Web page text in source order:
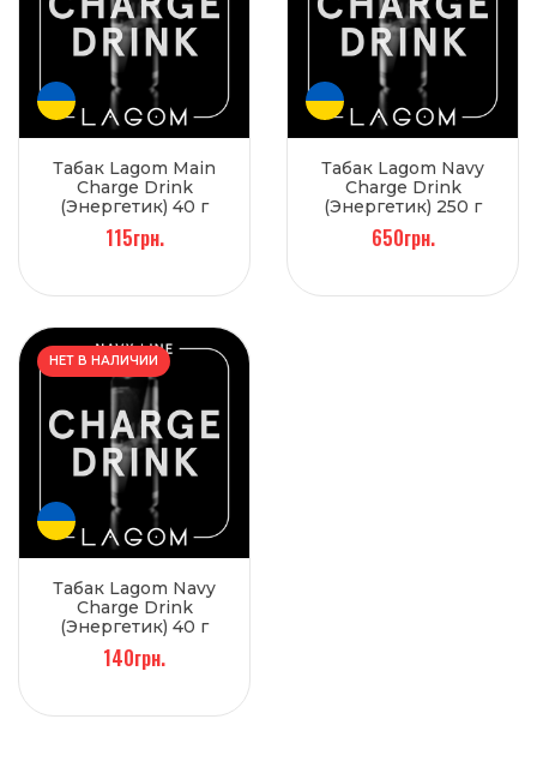
Табак Lagom Main
Charge Drink
(Энергетик) 40 г
115грн.
Табак Lagom Navy
Charge Drink
(Энергетик) 250 г
650грн.
НЕТ В НАЛИЧИИ
Табак Lagom Navy
Charge Drink
(Энергетик) 40 г
140грн.